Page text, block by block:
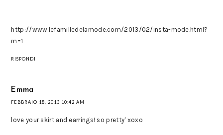
http://www.lefamilledelamode.com/2013/02/insta-mode.html?
m=1
RISPONDI
Emma
FEBBRAIO 18, 2013 10:42 AM
love your skirt and earrings! so pretty' xoxo